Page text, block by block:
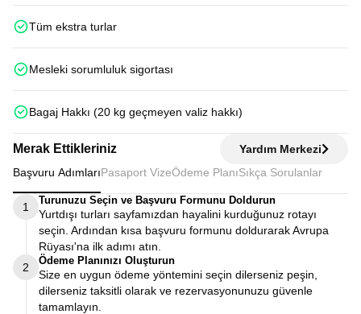
Tüm ekstra turlar
Mesleki sorumluluk sigortası
Bagaj Hakkı (20 kg geçmeyen valiz hakkı)
Merak Ettikleriniz
Yardım Merkezi
Başvuru AdımlarıPasaport VizeÖdeme Planı Sıkça Sorulanlar
1
Turunuzu Seçin ve Başvuru Formunu Doldurun
Yurtdışı turları sayfamızdan hayalini kurduğunuz rotayı
seçin. Ardından kısa başvuru formunu doldurarak Avrupa
Rüyası'na ilk adımı atın.
2
Ödeme Planınızı Oluşturun
Size en uygun ödeme yöntemini seçin dilerseniz peşin,
dilerseniz taksitli olarak ve rezervasyonunuzu güvenle
tamamlayın.